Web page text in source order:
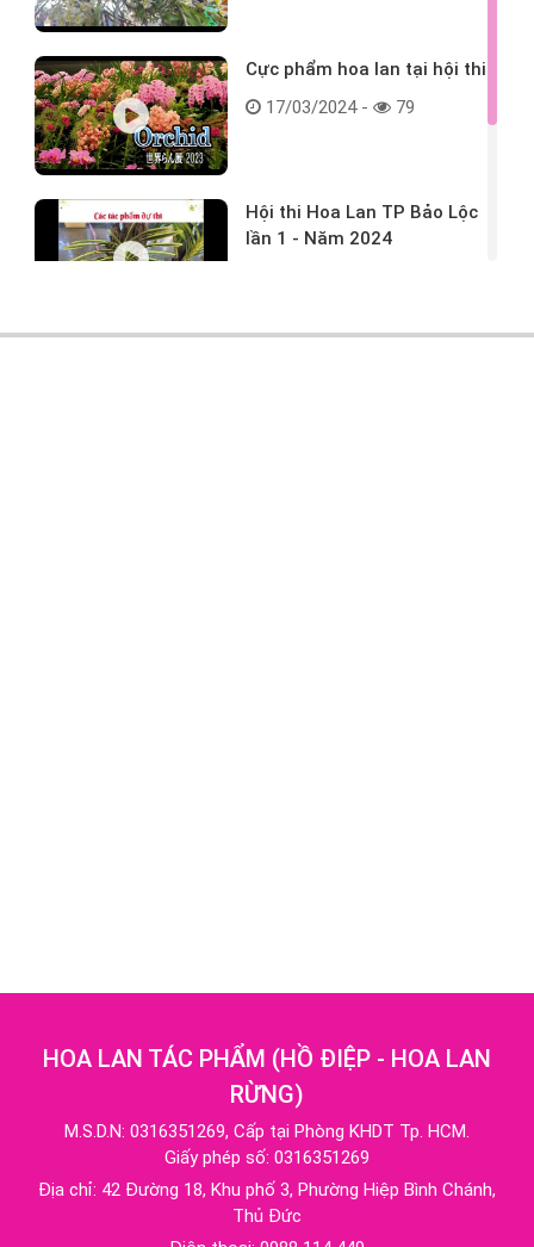
Cực phẩm hoa lan tại hội thi
17/03/2024 -
79
Hội thi Hoa Lan TP Bảo Lộc
lần 1 - Năm 2024
HOA LAN TÁC PHẨM (HỒ ĐIỆP - HOA LAN
RỪNG)
M.S.D.N: 0316351269, Cấp tại Phòng KHDT Tp. HCM.
Giấy phép số: 0316351269
Địa chỉ: 42 Đường 18, Khu phố 3, Phường Hiệp Bình Chánh,
Thủ Đức